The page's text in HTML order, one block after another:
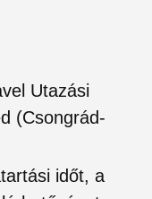
Utazási
(Csongrád-
időt, a